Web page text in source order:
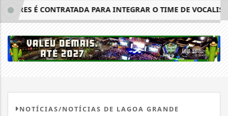
É CONTRATADA PARA INTEGRAR O TIME DE VOCALISTAS
NOTÍCIAS/NOTÍCIAS DE LAGOA GRANDE